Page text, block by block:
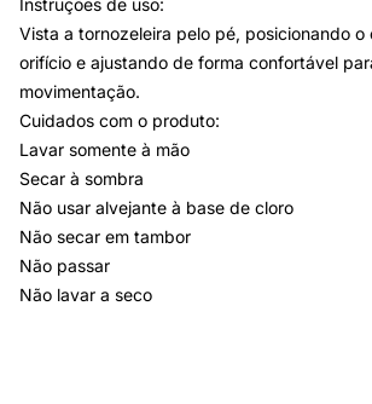
Instruções de uso:
Vista a tornozeleira pelo pé, posicionando o
orifício e ajustando de forma confortável
movimentação.
Cuidados com o produto:
Lavar somente à mão
Secar à sombra
Não usar alvejante à base de cloro
Não secar em tambor
Não passar
Não lavar a seco